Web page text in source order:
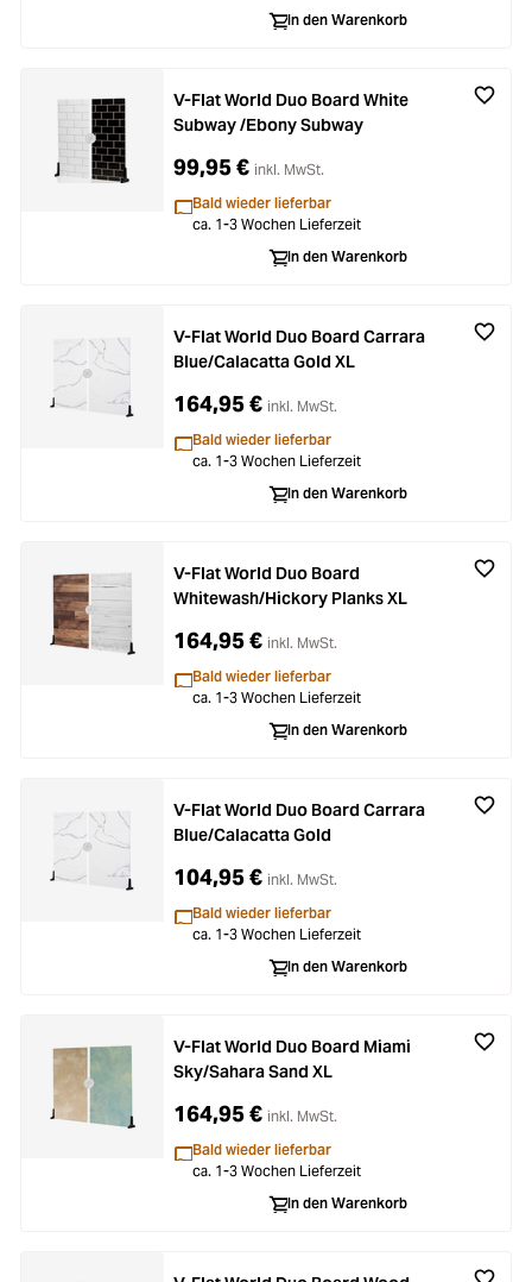
In den Warenkorb
V-Flat World Duo Board White
Subway /Ebony Subway
99,95 € inkl. MwSt.
Bald wieder lieferbar
ca. 1-3 Wochen Lieferzeit
In den Warenkorb
V-Flat World Duo Board Carrara
Blue/Calacatta Gold XL
164,95 € inkl. MwSt.
Bald wieder lieferbar
ca. 1-3 Wochen Lieferzeit
In den Warenkorb
V-Flat World Duo Board
Whitewash/Hickory Planks XL
164,95 € inkl. MwSt.
Bald wieder lieferbar
ca. 1-3 Wochen Lieferzeit
In den Warenkorb
V-Flat World Duo Board Carrara
Blue/Calacatta Gold
104,95 € inkl. MwSt.
Bald wieder lieferbar
ca. 1-3 Wochen Lieferzeit
In den Warenkorb
V-Flat World Duo Board Miami
Sky/Sahara Sand XL
164,95 € inkl. MwSt.
Bald wieder lieferbar
ca. 1-3 Wochen Lieferzeit
In den Warenkorb